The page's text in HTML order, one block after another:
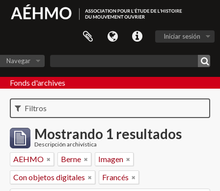
Iniciar sesión
Navegar
Fonds d'archives
Filtros
Mostrando 1 resultados
Descripción archivística
AEHMO Berne
Imagen
Con objetos digitales
Francés